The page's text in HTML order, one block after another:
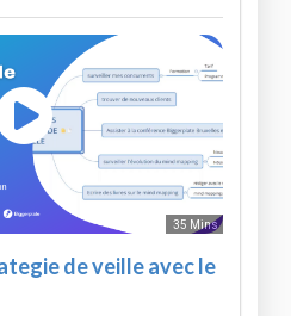
35 Mins
de veille avec le